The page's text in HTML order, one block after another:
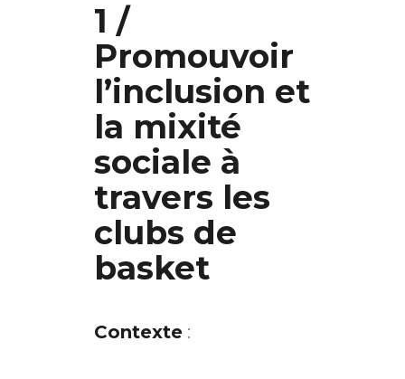
1 /
Promouvoir
l’inclusion et
la mixité
sociale à
travers les
clubs de
basket
Contexte :